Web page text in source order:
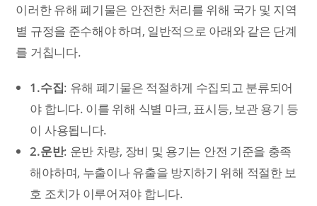
이러한 유해 폐기물은 안전한 처리를 위해 국가 및 지역
별 규정을 준수해야 하며, 일반적으로 아래와 같은 단계
를 거칩니다.
1.수집: 유해 폐기물은 적절하게 수집되고 분류되어
야 합니다. 이를 위해 식별 마크, 표시등, 보관 용기 등
이 사용됩니다.
2.운반: 운반 차량, 장비 및 용기는 안전 기준을 충족
해야하며, 누출이나 유출을 방지하기 위해 적절한 보
호 조치가 이루어져야 합니다.